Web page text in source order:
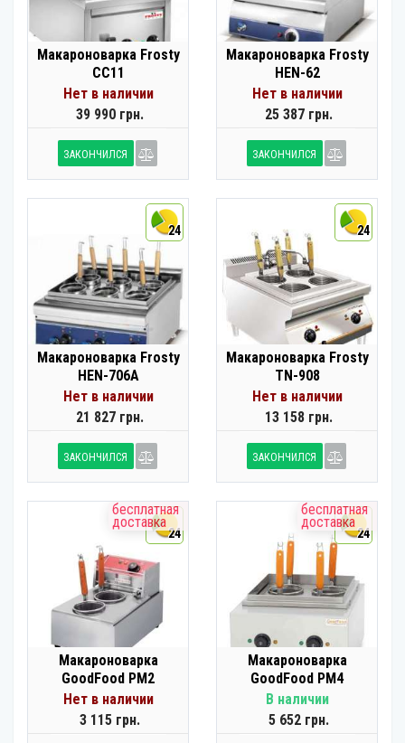
Макароноварка Frosty
CC11
Нет в наличии
39 990 грн.
ЗАКОНЧИЛСЯ
Макароноварка Frosty
HEN-62
Нет в наличии
25 387 грн.
ЗАКОНЧИЛСЯ
24
Макароноварка Frosty
HEN-706A
Нет в наличии
21 827 грн.
ЗАКОНЧИЛСЯ
24
Макароноварка Frosty
TN-908
Нет в наличии
13 158 грн.
ЗАКОНЧИЛСЯ
бесплатная
доставка
24
Макароноварка
GoodFood PM2
Нет в наличии
3 115 грн.
бесплатная
доставка
24
Макароноварка
GoodFood PM4
В наличии
5 652 грн.